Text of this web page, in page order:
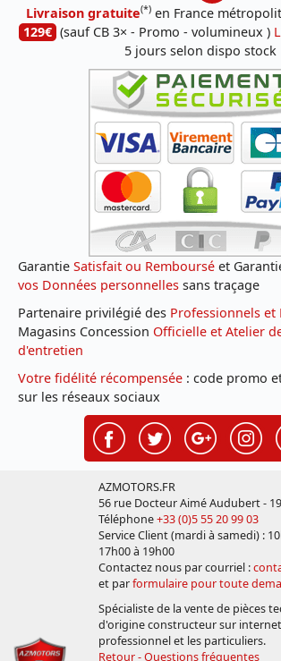
Livraison gratuite(*) en France
129€ (sauf CB 3× - Promo - volumineux )
5 jours selon dispo stock
Garantie Satisfait ou Remboursé et
vos Données personnelles sans traçage
Partenaire privilégié des Professionnels et
Magasins Concession Officielle et Atelier
d'entretien
Votre fidélité récompensée : code promo
sur les réseaux sociaux
AZMOTORS.FR
56 rue Docteur Aimé Audubert -
Téléphone+33 (0)5 55 20 99 03
Service Client (mardi à samedi) :
17h00 à 19h00
Contactez nous par courriel :
et parformulaire pour toute
Spécialiste de la vente de pièces
d'origine constructeur sur
professionnel et les particuliers.
Retour - Questions fréquentes